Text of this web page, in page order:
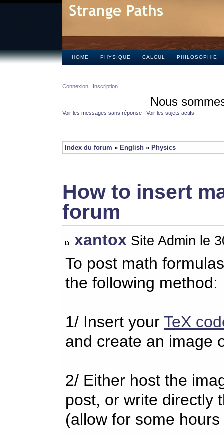
HOME PHYSIQUE CALCUL PHILOSOPHIE
Connexion Inscription
Nous
Voir les messages sans réponse | Voir les sujets actifs
Index du forum » English » Physics
How to insert
forum
xantox Site Admin le
To post math
the following method:
1/ Insert your TeX
and create an image
2/ Either host the
post, or write directly
(allow for some